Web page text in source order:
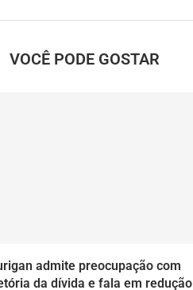
VOCÊ PODE GOSTAR
admite preocupação com
da dívida e fala em redução